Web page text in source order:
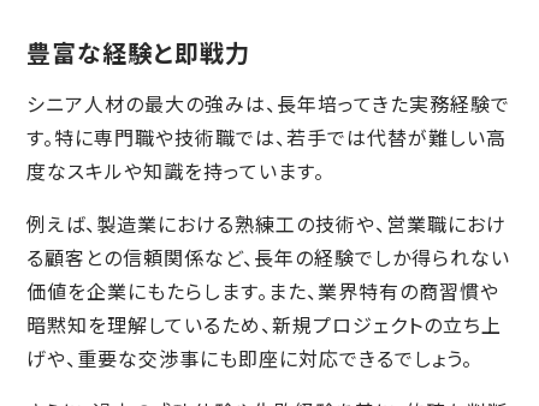
豊富な経験と即戦力
シニア人材の最大の強みは、長年培ってきた実務経験で
す。特に専門職や技術職では、若手では代替が難しい高
度なスキルや知識を持っています。
例えば、製造業における熟練工の技術や、営業職におけ
る顧客との信頼関係など、長年の経験でしか得られない
価値を企業にもたらします。また、業界特有の商習慣や
暗黙知を理解しているため、新規プロジェクトの立ち上
げや、重要な交渉事にも即座に対応できるでしょう。